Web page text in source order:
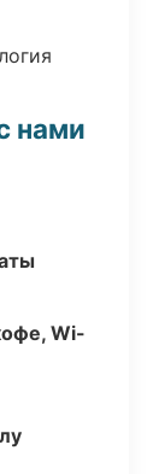
нами
Wi-